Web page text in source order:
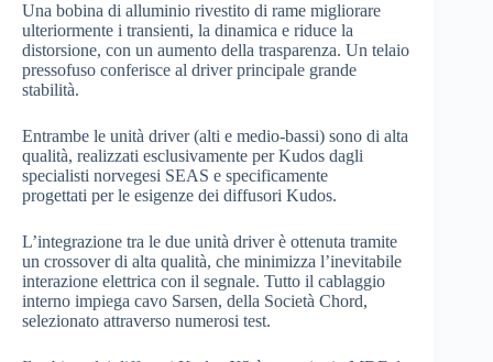
Una bobina di alluminio rivestito di rame migliorare
ulteriormente i transienti, la dinamica e riduce la
distorsione, con un aumento della trasparenza. Un telaio
pressofuso conferisce al driver principale grande
stabilità.
Entrambe le unità driver (alti e medio-bassi) sono di alta
qualità, realizzati esclusivamente per Kudos dagli
specialisti norvegesi SEAS e specificamente
progettati per le esigenze dei diffusori Kudos.
L’integrazione tra le due unità driver è ottenuta tramite
un crossover di alta qualità, che minimizza l’inevitabile
interazione elettrica con il segnale. Tutto il cablaggio
interno impiega cavo Sarsen, della Società Chord,
selezionato attraverso numerosi test.